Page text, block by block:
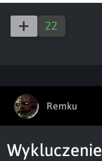
22
Remku
Wykluczenie